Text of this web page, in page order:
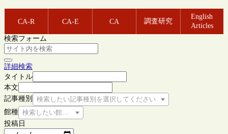
CA-R CA-E CA 調査研究
English
Articles
検索フォーム
詳細検索
タイトル
本文
記事種別
検索したい記事種別を選択してください
館種 検索したい館種を選択してください
投稿日